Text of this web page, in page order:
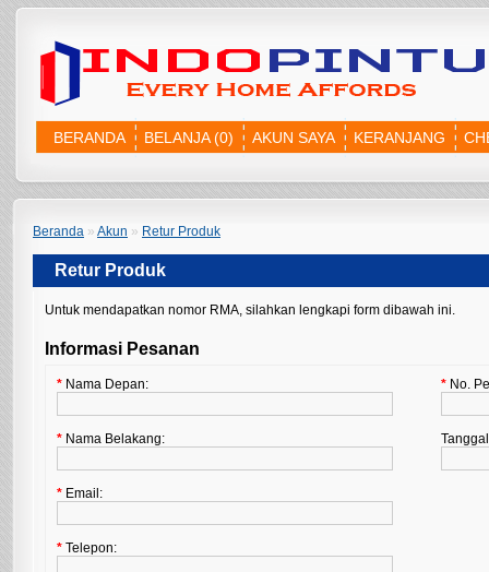
BERANDA BELANJA (0) AKUN SAYA KERANJANG
Beranda » Akun » Retur Produk
Retur Produk
Untuk mendapatkan nomor RMA, silahkan lengkapi form dibawah ini.
Informasi Pesanan
* Nama Depan:
* Nama Belakang:
* Email:
* Telepon:
* No.